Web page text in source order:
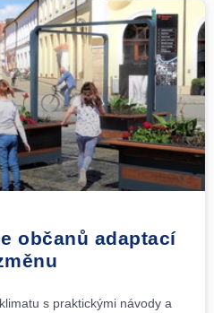
občanů adaptací
s praktickými návody a